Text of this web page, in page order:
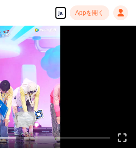
ja Appを開く